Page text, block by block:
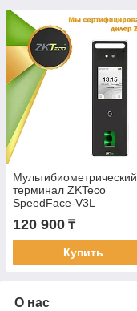
Мультибиометрический
терминал ZKTeco
SpeedFace-V3L
120 900 ₸
Купить
О нас